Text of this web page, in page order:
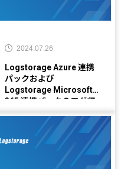
2024.07.26
Logstorage Azure 連携
パックおよび
Logstorage Microsoft
365 連携パックのログ収
集エラーについて【2024
年7月26日更新】